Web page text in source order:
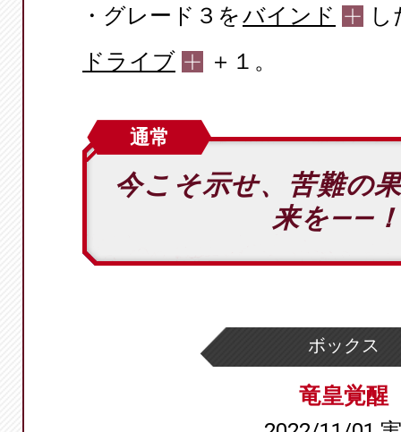
・グレード３をバインド
ドライブ
＋１。
通常
今こそ示せ、苦難の
来を――
ボックス
竜皇覚醒